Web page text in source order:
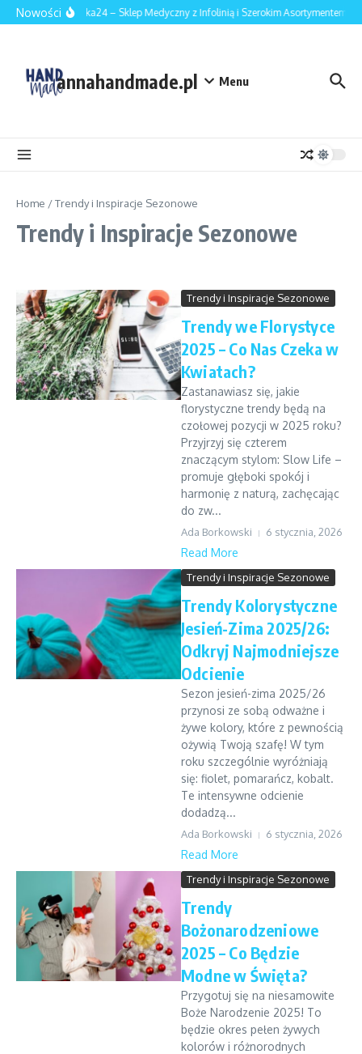
Przejdź do treści
NowościApteczka24 – Sklep Medyczny z Infolinią i Szerokim Asortymentem
annahandmade.pl Menu
Home /Trendy i Inspiracje Sezonowe
Trendy i Inspiracje Sezonowe
Trendy i Inspiracje Sezonowe
Trendy we Florystyce
2025 – Co Nas Czeka w
Kwiatach?
Zastanawiasz się, jakie
florystyczne trendy będą na
czołowej pozycji w 2025 roku?
Przyjrzyj się czterem
znaczącym stylom: Slow Life –
promuje głęboki spokój i
harmonię z naturą, zachęcając
do zw...
Ada Borkowski 6 stycznia, 2026
Read More
Trendy i Inspiracje Sezonowe
Trendy Kolorystyczne
Jesień-Zima 2025/26:
Odkryj Najmodniejsze
Odcienie
Sezon jesień-zima 2025/26
przynosi ze sobą odważne i
żywe kolory, które z pewnością
ożywią Twoją szafę! W tym
roku szczególnie wyróżniają
się: fiolet, pomarańcz, kobalt.
Te intensywne odcienie
dodadzą...
Ada Borkowski 6 stycznia, 2026
Read More
Trendy i Inspiracje Sezonowe
Trendy
Bożonarodzeniowe
2025 – Co Będzie
Modne w Święta?
Przygotuj się na niesamowite
Boże Narodzenie 2025! To
będzie okres pełen żywych
kolorów i różnorodnych